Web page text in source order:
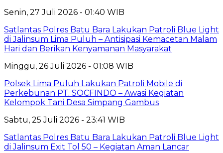
Senin, 27 Juli 2026 - 01:40 WIB
Satlantas Polres Batu Bara Lakukan Patroli Blue Light
di Jalinsum Lima Puluh – Antisipasi Kemacetan Malam
Hari dan Berikan Kenyamanan Masyarakat
Minggu, 26 Juli 2026 - 01:08 WIB
Polsek Lima Puluh Lakukan Patroli Mobile di
Perkebunan PT. SOCFINDO – Awasi Kegiatan
Kelompok Tani Desa Simpang Gambus
Sabtu, 25 Juli 2026 - 23:41 WIB
Satlantas Polres Batu Bara Lakukan Patroli Blue Light
di Jalinsum Exit Tol 50 – Kegiatan Aman Lancar